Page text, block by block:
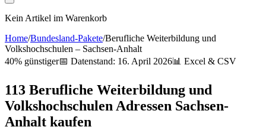
Kein Artikel im Warenkorb
Home/Bundesland-Pakete/Berufliche Weiterbildung und
Volkshochschulen – Sachsen-Anhalt
40% günstiger📅 Datenstand: 16. April 2026📊 Excel & CSV
113 Berufliche Weiterbildung und
Volkshochschulen Adressen Sachsen-
Anhalt kaufen